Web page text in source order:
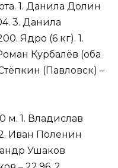
1. Данила Долин
3. Данила
Ядро (6 кг). 1.
Курбалёв (оба
(Павловск) –
м. 1. Владислав
Иван Поленин
Ушаков